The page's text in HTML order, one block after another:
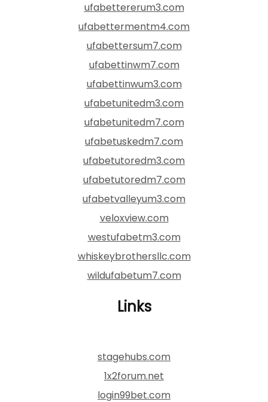
ufabettererum3.com
ufabettermentm4.com
ufabettersum7.com
ufabettinwm7.com
ufabettinwum3.com
ufabetunitedm3.com
ufabetunitedm7.com
ufabetuskedm7.com
ufabetutoredm3.com
ufabetutoredm7.com
ufabetvalleyum3.com
veloxview.com
westufabetm3.com
whiskeybrothersllc.com
wildufabetum7.com
Links
stagehubs.com
1x2forum.net
login99bet.com